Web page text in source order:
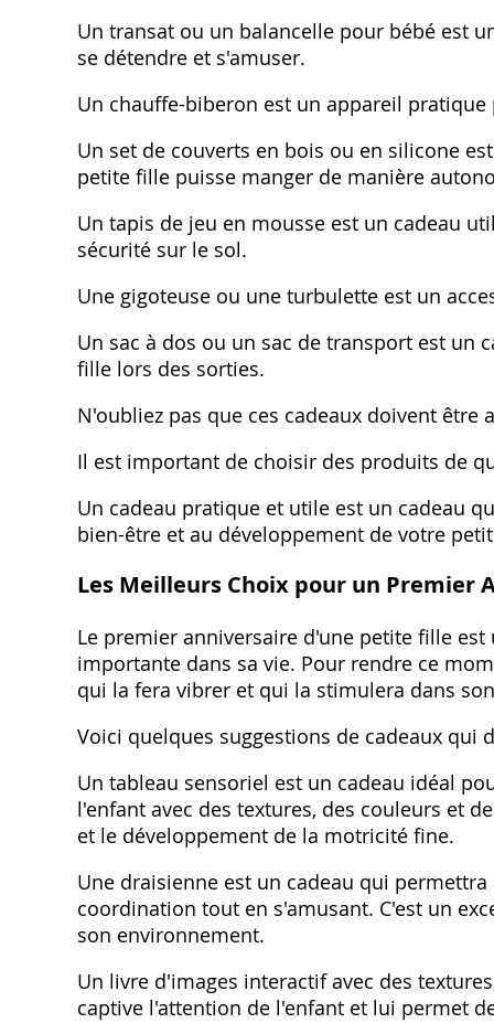
Un transat ou un balancelle pour bébé est
se détendre et s'amuser.
Un chauffe-biberon est un appareil
Un set de couverts en bois ou en silicone
petite fille puisse manger de manière
Un tapis de jeu en mousse est un cadeau
sécurité sur le sol.
Une gigoteuse ou une turbulette est un
Un sac à dos ou un sac de transport est un
fille lors des sorties.
N'oubliez pas que ces cadeaux doivent
Il est important de choisir des produits de
Un cadeau pratique et utile est un cadeau
bien-être et au développement de votre
Les Meilleurs Choix pour un Premier
Le premier anniversaire d'une petite fille
importante dans sa vie. Pour rendre ce
qui la fera vibrer et qui la stimulera dans
Voici quelques suggestions de cadeaux qui
Un tableau sensoriel est un cadeau idéal
l'enfant avec des textures, des couleurs et
et le développement de la motricité fine.
Une draisienne est un cadeau qui
coordination tout en s'amusant. C'est un
son environnement.
Un livre d'images interactif avec des
captive l'attention de l'enfant et lui permet